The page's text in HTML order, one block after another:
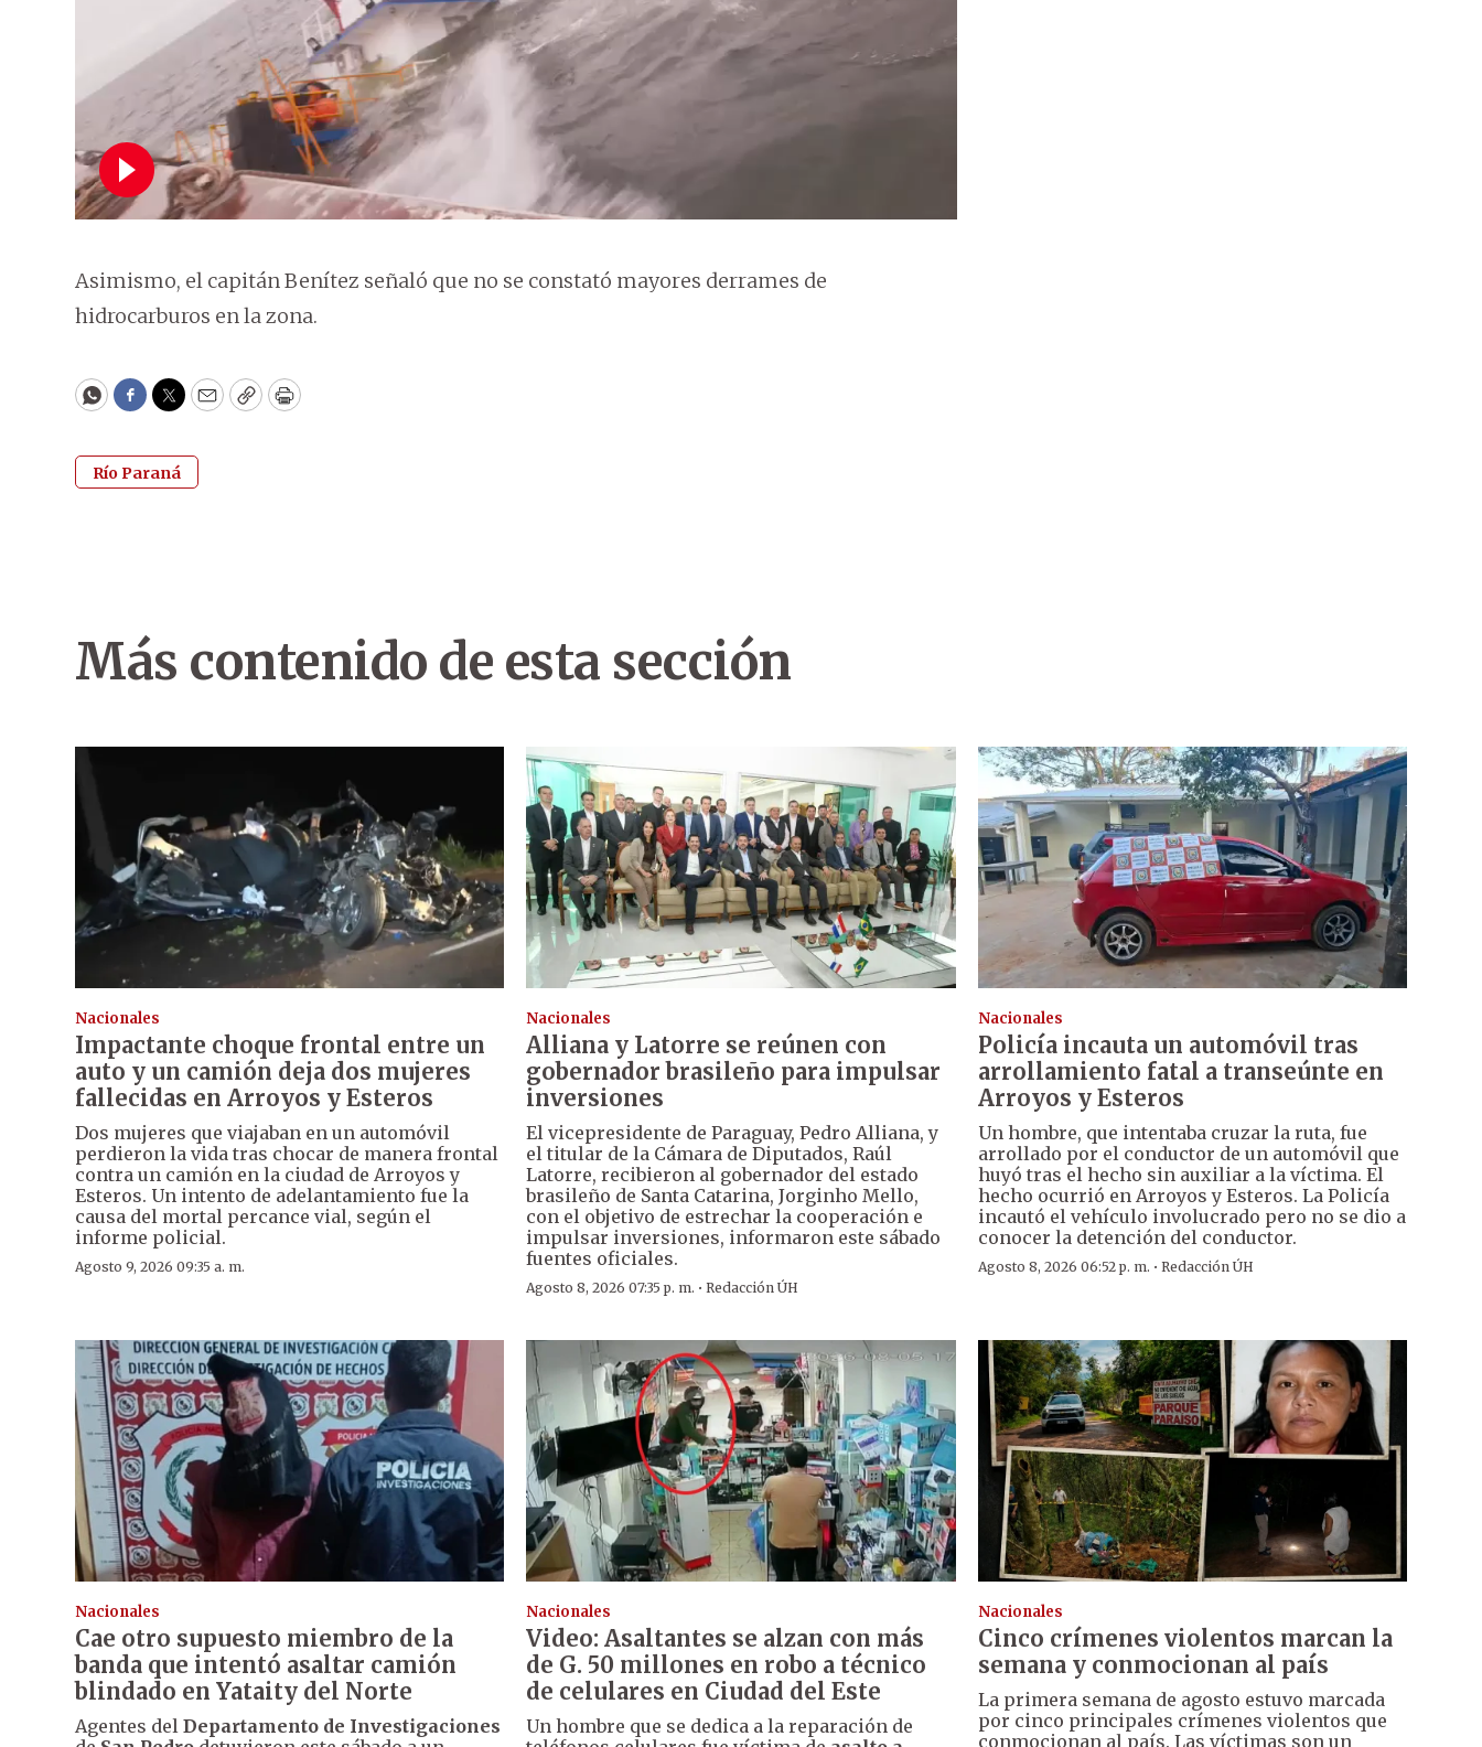
Asimismo, el capitán Benítez señaló que no se constató mayores derrames de
hidrocarburos en la zona.
WhatsApp
Facebook
Twitter
EmailCopyPrint
Río Paraná
Más contenido de esta sección
Nacionales
Impactante choque frontal entre un
auto y un camión deja dos mujeres
fallecidas en Arroyos y Esteros
Dos mujeres que viajaban en un automóvil
perdieron la vida tras chocar de manera frontal
contra un camión en la ciudad de Arroyos y
Esteros. Un intento de adelantamiento fue la
causa del mortal percance vial, según el
informe policial.
Agosto 9, 2026 09:35 a. m.
Nacionales
Alliana y Latorre se reúnen con
gobernador brasileño para impulsar
inversiones
El vicepresidente de Paraguay, Pedro Alliana, y
el titular de la Cámara de Diputados, Raúl
Latorre, recibieron al gobernador del estado
brasileño de Santa Catarina, Jorginho Mello,
con el objetivo de estrechar la cooperación e
impulsar inversiones, informaron este sábado
fuentes oficiales.
Agosto 8, 2026 07:35 p. m. ·Redacción ÚH
Nacionales
Policía incauta un automóvil tras
arrollamiento fatal a transeúnte en
Arroyos y Esteros
Un hombre, que intentaba cruzar la ruta, fue
arrollado por el conductor de un automóvil que
huyó tras el hecho sin auxiliar a la víctima. El
hecho ocurrió en Arroyos y Esteros. La Policía
incautó el vehículo involucrado pero no se dio a
conocer la detención del conductor.
Agosto 8, 2026 06:52 p. m. · Redacción ÚH
Nacionales
Cae otro supuesto miembro de la
banda que intentó asaltar camión
blindado en Yataity del Norte
Agentes del Departamento de Investigaciones
Nacionales
Video: Asaltantes se alzan con más
de G. 50 millones en robo a técnico
de celulares en Ciudad del Este
Un hombre que se dedica a la reparación de
Nacionales
Cinco crímenes violentos marcan la
semana y conmocionan al país
La primera semana de agosto estuvo marcada
por cinco principales crímenes violentos que
conmocionan al país. Las víctimas son un